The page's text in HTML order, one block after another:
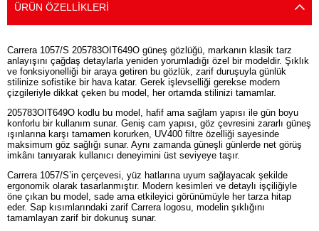
ÜRÜN ÖZELLIKLERI
Carrera 1057/S 205783OIT649O güneş gözlüğü, markanın klasik tarz
anlayışını çağdaş detaylarla yeniden yorumladığı özel bir modeldir. Şıklık
ve fonksiyonelliği bir araya getiren bu gözlük, zarif duruşuyla günlük
stilinize sofistike bir hava katar. Gerek işlevselliği gerekse modern
çizgileriyle dikkat çeken bu model, her ortamda stilinizi tamamlar.
205783OIT649O kodlu bu model, hafif ama sağlam yapısı ile gün boyu
konforlu bir kullanım sunar. Geniş cam yapısı, göz çevresini zararlı güneş
ışınlarına karşı tamamen korurken, UV400 filtre özelliği sayesinde
maksimum göz sağlığı sunar. Aynı zamanda güneşli günlerde net görüş
imkânı tanıyarak kullanıcı deneyimini üst seviyeye taşır.
Carrera 1057/S’in çerçevesi, yüz hatlarına uyum sağlayacak şekilde
ergonomik olarak tasarlanmıştır. Modern kesimleri ve detaylı işçiliğiyle
öne çıkan bu model, sade ama etkileyici görünümüyle her tarza hitap
eder. Sap kısımlarındaki zarif Carrera logosu, modelin şıklığını
tamamlayan zarif bir dokunuş sunar.